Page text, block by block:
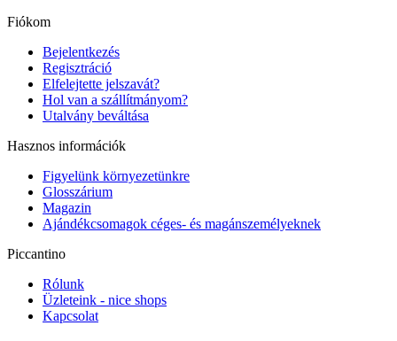
Fiókom
Bejelentkezés
Regisztráció
Elfelejtette jelszavát?
Hol van a szállítmányom?
Utalvány beváltása
Hasznos információk
Figyelünk környezetünkre
Glosszárium
Magazin
Ajándékcsomagok céges- és magánszemélyeknek
Piccantino
Rólunk
Üzleteink - nice shops
Kapcsolat